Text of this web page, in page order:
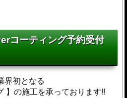
コーティング予約受付
界初となる
】の施工を承っております!!